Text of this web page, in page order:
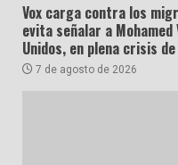
Vox carga contra los
evita señalar a
Unidos, en plena crisis
7 de agosto de 2026